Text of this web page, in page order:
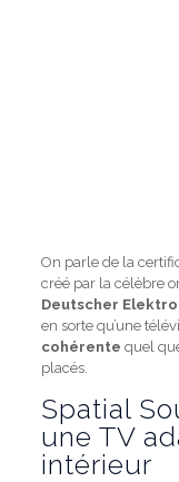
On parle de la
créé par la célèbre
Deutscher
en sorte qu’une
cohérente quel
placés.
Spatial
une TV
intérieur